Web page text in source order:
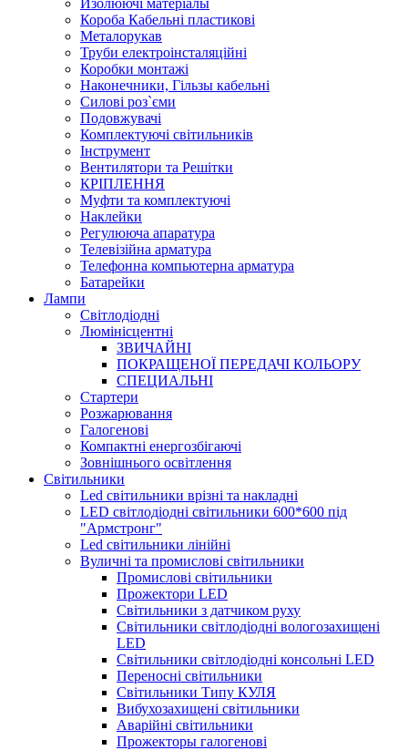
Короба Кабельні пластикові
Металорукав
Труби електроінсталяційні
Коробки монтажі
Наконечники, Гільзы кабельні
Силові роз`єми
Подовжувачі
Комплектуючі світильників
Інструмент
Вентилятори та Решітки
КРІПЛЕННЯ
Муфти та комплектуючі
Наклейки
Регулююча апаратура
Телевізійна арматура
Телефонна компьютерна арматура
Батарейки
Лампи
Світлодіодні
Люмінісцентні
ЗВИЧАЙНІ
ПОКРАЩЕНОЇ ПЕРЕДАЧІ КОЛЬОРУ
СПЕЦИАЛЬНІ
Стартери
Розжарювання
Галогенові
Компактні енергозбігаючі
Зовнішнього освітлення
Світильники
Led світильники врізні та накладні
LED світлодіодні світильники 600*600 під
"Армстронг"
Led світильники лінійні
Вуличні та промислові світильники
Промислові світильники
Прожектори LED
Світильники з датчиком руху
Світильники світлодіодні вологозахищені
LED
Світильники світлодіодні консольні LED
Переносні світильники
Світильники Типу КУЛЯ
Вибухозахищені світильники
Аварійні світильники
Прожекторы галогенові